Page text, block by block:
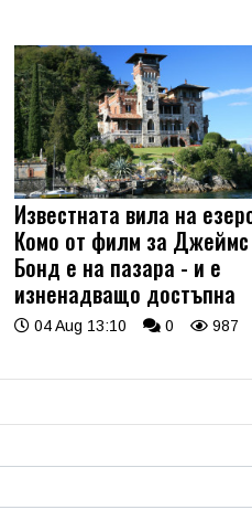
Известната вила на
Комо от филм за Джеймс
Бонд е на пазара - и е
изненадващо достъпна
04 Aug 13:10 0 987